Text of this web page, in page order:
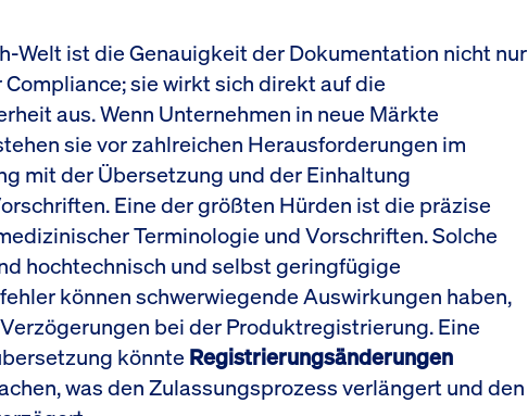
Welt ist die Genauigkeit der Dokumentation nicht nur
Compliance; sie wirkt sich direkt auf die
aus. Wenn Unternehmen in neue Märkte
sie vor zahlreichen Herausforderungen im
mit der Übersetzung und der Einhaltung
Eine der größten Hürden ist die präzise
Terminologie und Vorschriften. Solche
hochtechnisch und selbst geringfügige
können schwerwiegende Auswirkungen haben,
bei der Produktregistrierung. Eine
könnte Registrierungsänderungen
was den Zulassungsprozess verlängert und den